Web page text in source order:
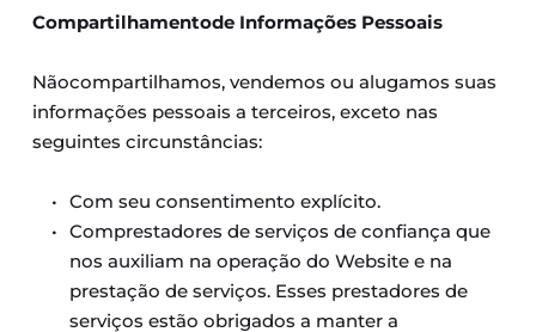
Compartilhamentode Informações Pessoais
Nãocompartilhamos, vendemos ou alugamos suas
informações pessoais a terceiros, exceto nas
seguintes circunstâncias:
Com seu consentimento explícito.
Comprestadores de serviços de confiança que
nos auxiliam na operação do Website e na
prestação de serviços. Esses prestadores de
serviços estão obrigados a manter a